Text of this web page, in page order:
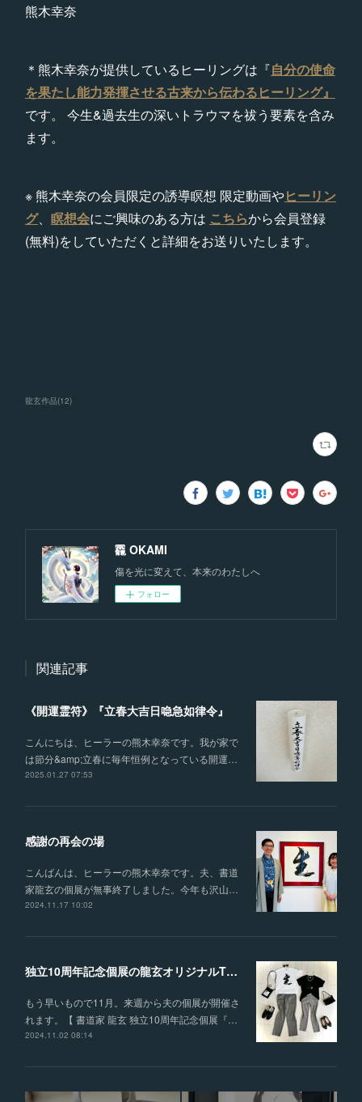
熊木幸奈
＊熊木幸奈が提供しているヒーリングは『自分の使命
を果たし能力発揮させる古来から伝わるヒーリング』
です。 今生&過去生の深いトラウマを祓う要素を含み
ます。
※ 熊木幸奈の会員限定の誘導瞑想 限定動画やヒーリン
グ、 瞑想会にご興味のある方は こちらから会員登録
(無料)をしていただくと詳細をお送りいたします。
龍玄作品(12)
龗 OKAMI
傷を光に変えて、本来のわたしへ
フォロー
関連記事
《開運霊符》『立春大吉日喼急如律令』
こんにちは、ヒーラーの熊木幸奈です。我が家で
は節分&amp;立春に毎年恒例となっている開運…
2025.01.27 07:53
感謝の再会の場
こんばんは、ヒーラーの熊木幸奈です。夫、書道
家龍玄の個展が無事終了しました。今年も沢山…
2024.11.17 10:02
独立10周年記念個展の龍玄オリジナルTシャツ（3種類）を販売
もう早いもので11月。来週から夫の個展が開催さ
れます。【 書道家 龍玄 独立10周年記念個展『…
2024.11.02 08:14